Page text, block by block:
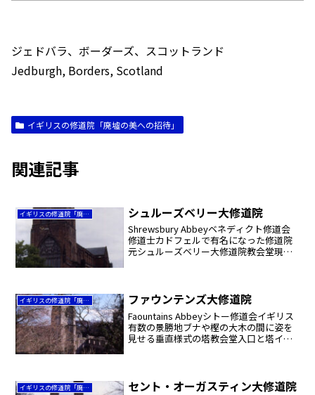
ジェドバラ、ボーダーズ、スコットランド
Jedburgh, Borders, Scotland
イギリスの修道院「廃墟の美への招待」
関連記事
イギリスの修道院「廃墟の美への招待」 シュルーズベリー大修道院
Shrewsbury Abbeyベネディクト修道会
修道士カドフェルで有名になった修道院
元シュルーズベリー大修道院教会堂現
は聖ウィニフ...
イギリスの修道院「廃墟の美への招待」 ファウンテンズ大修道院
Faountains Abbeyシトー修道会イギリス
有数の景勝地ブナや樫の大木の間に姿を
見せる垂直様式の塔教会堂入口と塔イン
川と雨に...
イギリスの修道院「廃墟の美への招待」 セント・オーガスティン大修道院